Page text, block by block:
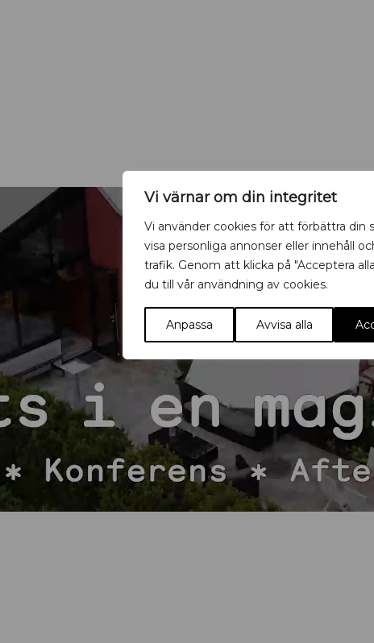
Vi värnar om din integritet
Vi använder cookies för att förbättra din
visa personliga annonser eller innehåll
trafik. Genom att klicka på "Acceptera
du till vår användning av cookies.
Anpassa Avvisa alla